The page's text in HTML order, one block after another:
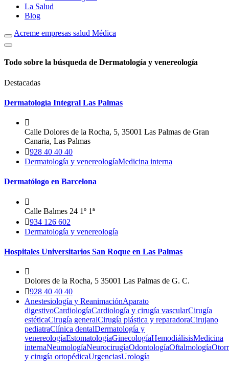
La Salud
Blog
Acreme empresas salud Médica
Todo sobre la búsqueda de Dermatología y venereología
Destacadas
Dermatología Integral Las Palmas
Calle Dolores de la Rocha, 5, 35001 Las Palmas de Gran
Canaria, Las Palmas
928 40 40 40
Dermatología y venereologíaMedicina interna
Dermatólogo en Barcelona
Calle Balmes 24 1º 1ª
934 126 602
Dermatología y venereología
Hospitales Universitarios San Roque en Las Palmas
Dolores de la Rocha, 5 35001 Las Palmas de G. C.
928 40 40 40
Anestesiología y ReanimaciónAparato
digestivoCardiologíaCardiología y cirugía vascularCirugía
estéticaCirugía generalCirugía plástica y reparadoraCirujano
pediatraClínica dentalDermatología y
venereologíaEstomatologíaGinecologíaHemodiálisisMedicina
internaNeumologíaNeurocirugíaOdontologíaOftalmología
y cirugía ortopédicaUrgenciasUrología